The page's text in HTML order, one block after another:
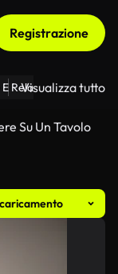
Registrazione
Relazioni Il
Visualizza tutto
Su Un Tavolo